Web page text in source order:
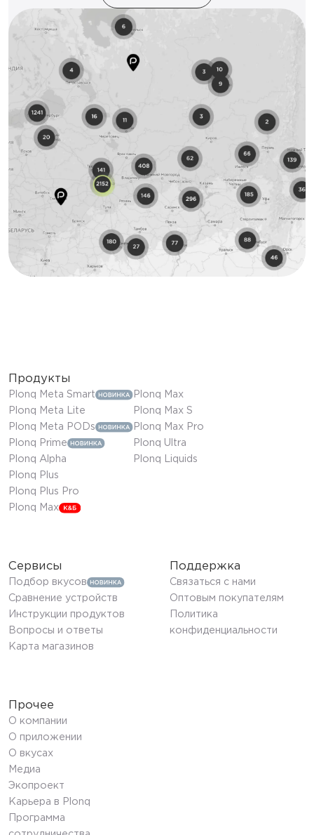
Продукты
Plonq Meta Smart
Plonq Meta Lite
Plonq Meta PODs
Plonq Prime
Plonq Alpha
Plonq Plus
Plonq Plus Pro
Plonq Max
Plonq Max
Plonq Max S
Plonq Max Pro
Plonq Ultra
Plonq Liquids
Сервисы
Подбор вкусов
Сравнение устройств
Инструкции продуктов
Вопросы и ответы
Карта магазинов
Поддержка
Связаться с нами
Оптовым покупателям
Политика
конфиденциальности
Прочее
О компании
О приложении
О вкусах
Медиа
Экопроект
Карьера в Plonq
Программа